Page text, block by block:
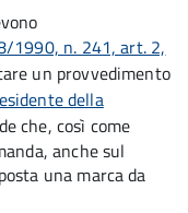
1990, n. 241, art. 2,
un provvedimento
della
che, così come
anche sul
una marca da